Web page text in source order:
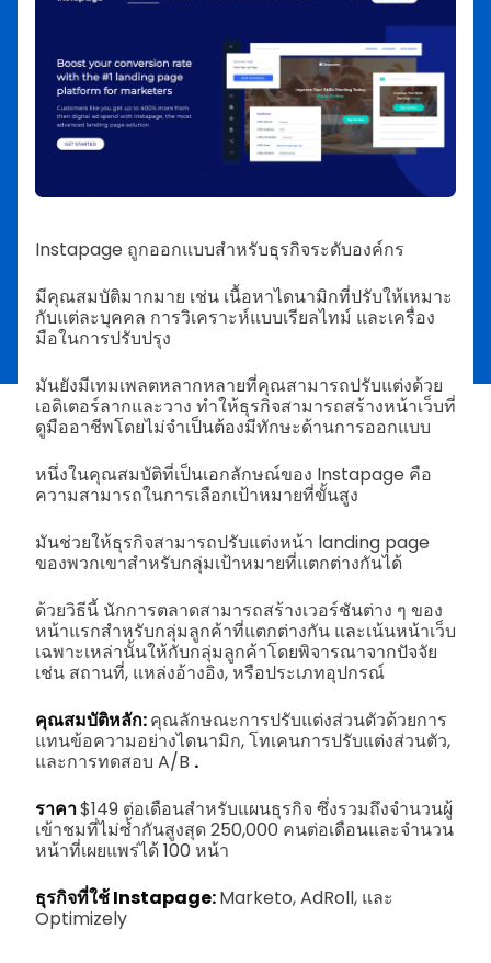
Instapage ถูกออกแบบสำหรับธุรกิจระดับองค์กร
มีคุณสมบัติมากมาย เช่น เนื้อหาไดนามิกที่ปรับให้เหมาะ
กับแต่ละบุคคล การวิเคราะห์แบบเรียลไทม์ และเครื่อง
มือในการปรับปรุง
มันยังมีเทมเพลตหลากหลายที่คุณสามารถปรับแต่งด้วย
เอดิเตอร์ลากและวาง ทำให้ธุรกิจสามารถสร้างหน้าเว็บที่
ดูมืออาชีพโดยไม่จำเป็นต้องมีทักษะด้านการออกแบบ
หนึ่งในคุณสมบัติที่เป็นเอกลักษณ์ของ Instapage คือ
ความสามารถในการเลือกเป้าหมายที่ขั้นสูง
มันช่วยให้ธุรกิจสามารถปรับแต่งหน้า landing page
ของพวกเขาสำหรับกลุ่มเป้าหมายที่แตกต่างกันได้
ด้วยวิธีนี้ นักการตลาดสามารถสร้างเวอร์ชันต่าง ๆ ของ
หน้าแรกสำหรับกลุ่มลูกค้าที่แตกต่างกัน และเน้นหน้าเว็บ
เฉพาะเหล่านั้นให้กับกลุ่มลูกค้าโดยพิจารณาจากปัจจัย
เช่น สถานที่, แหล่งอ้างอิง, หรือประเภทอุปกรณ์
คุณสมบัติหลัก:คุณลักษณะการปรับแต่งส่วนตัวด้วยการ
แทนข้อความอย่างไดนามิก, โทเคนการปรับแต่งส่วนตัว,
และการทดสอบ A/B .
ราคา$149 ต่อเดือนสำหรับแผนธุรกิจ ซึ่งรวมถึงจำนวนผู้
เข้าชมที่ไม่ซ้ำกันสูงสุด 250,000 คนต่อเดือนและจำนวน
หน้าที่เผยแพร่ได้ 100 หน้า
ธุรกิจที่ใช้ Instapage:Marketo, AdRoll, และ
Optimizely